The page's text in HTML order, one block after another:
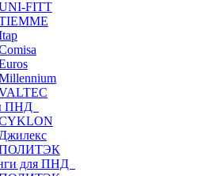
FITT
ПНД
Джилекс
для ПНД